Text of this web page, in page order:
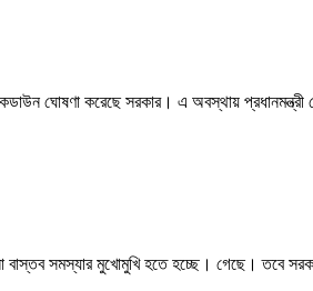
ঘোষণা করেছে সরকার। এ অবস্থায়
বাস্তব সমস্যার মুখোমুখি হতে হচ্ছে। গেছে। তবে